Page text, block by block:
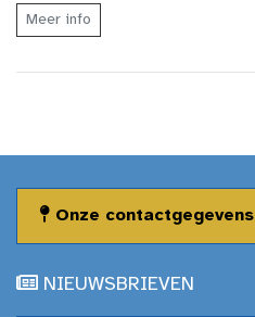
Meer info
Onze contactgegevens
NIEUWSBRIEVEN